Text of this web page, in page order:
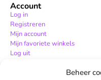
Beheer
Account
Log in
Registreren
Mijn account
Mijn favoriete winkels
Log uit